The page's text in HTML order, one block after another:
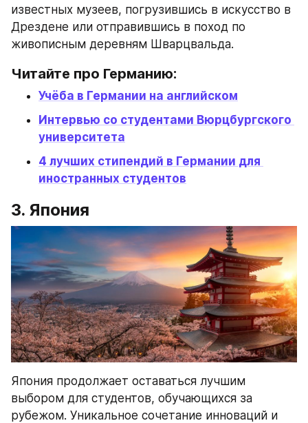
известных музеев, погрузившись в искусство в
Дрездене или отправившись в поход по
живописным деревням Шварцвальда.
Читайте про Германию:
Учёба в Германии на английском
Интервью со студентами Вюрцбургского
университета
4 лучших стипендий в Германии для
иностранных студентов
3. Япония
Япония продолжает оставаться лучшим
выбором для студентов, обучающихся за
рубежом. Уникальное сочетание инноваций и